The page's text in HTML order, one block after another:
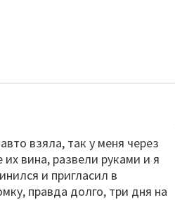
взяла, так у меня через
вина, развели руками и я
и пригласил в
правда долго, три дня на